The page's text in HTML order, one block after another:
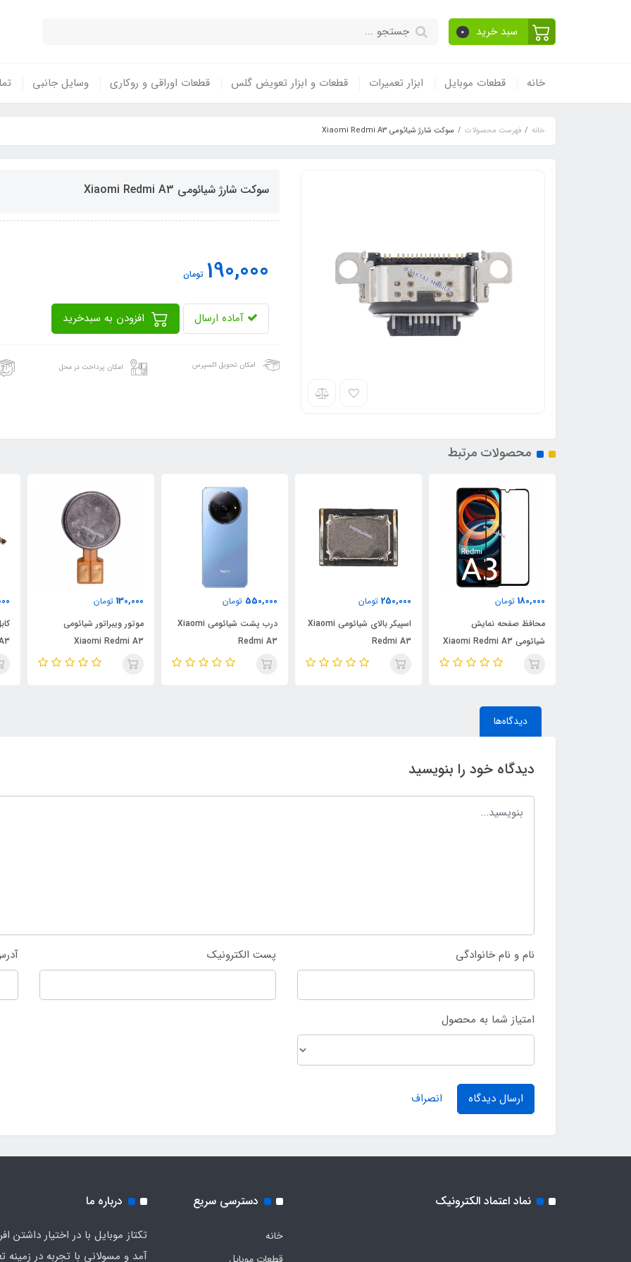
سبد خرید 0
خانه قطعات موبایل ابزار تعمیرات قطعات و ابزار تعویض گلس قطعات اوراقی و روکاری وسایل جانبی
خانه فهرست محصولات سوکت شارژ شیائومی Xiaomi Redmi A3
سوکت شارژ شیائومی Xiaomi Redmi A3
190,000 تومان
آماده ارسال
امکان تحویل اکسپرس امکان پرداخت در محل
محصولات مرتبط
180,000 تومان
محافظ صفحه نمایش
شیائومی Xiaomi Redmi A3
250,000 تومان
اسپیکر بالای شیائومی Xiaomi
Redmi A3
550,000 تومان
درب پشت شیائومی Xiaomi
Redmi A3
130,000 تومان
موتور ویبراتور شیائومی
Xiaomi Redmi A3
دیدگاه‌ها
دیدگاه خود را بنویسید
نام و نام خانوادگی پست الکترونیک
امتیاز شما به محصول
ارسال دیدگاه انصراف
نماد اعتماد الکترونیک دسترسی سریع
خانه
درباره ما
تکتاز موبایل با در اختیار داشتن
آمد و مسولانی با تجربه در زمینه